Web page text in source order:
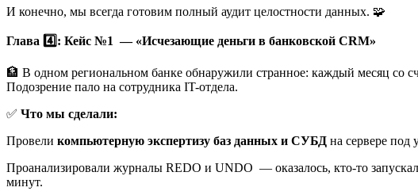
И конечно, мы всегда готовим полный аудит целостности данных. 🧩
Глава 4️⃣: Кейс №1 — «Исчезающие деньги в банковской CRM»
🏦 В одном региональном банке обнаружили странное: каждый месяц со
Подозрение пало на сотрудника IT-отдела.
✅ Что мы сделали:
Провели компьютерную экспертизу баз данных и СУБД на сервере под
Проанализировали журналы REDO и UNDO — оказалось, кто-то
минут.